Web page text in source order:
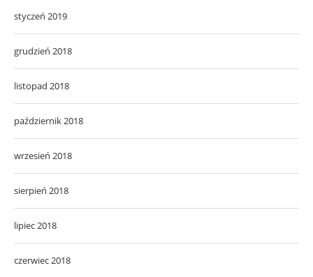
styczeń 2019
grudzień 2018
listopad 2018
październik 2018
wrzesień 2018
sierpień 2018
lipiec 2018
czerwiec 2018